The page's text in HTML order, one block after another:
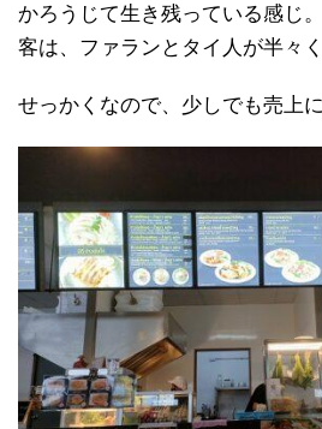
かろうじて生き残っている感じ。
客は、ファランとタイ人が半々く
せっかくなので、少しでも売上